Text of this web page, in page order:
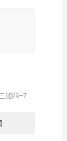
加四=7